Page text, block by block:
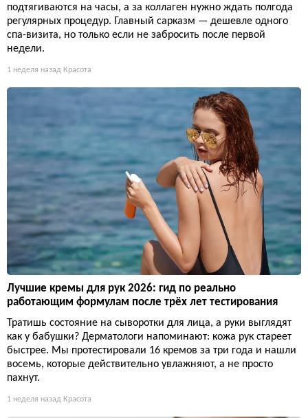
подтягиваются на часы, а за коллаген нужно ждать полгода
регулярных процедур. Главный сарказм — дешевле одного
спа-визита, но только если не забросить после первой
недели.
1 неделя назад Красота
Лучшие кремы для рук 2026: гид по реально
работающим формулам после трёх лет тестирования
Тратишь состояние на сыворотки для лица, а руки выглядят
как у бабушки? Дерматологи напоминают: кожа рук стареет
быстрее. Мы протестировали 16 кремов за три года и нашли
восемь, которые действительно увлажняют, а не просто
пахнут.
1 неделя назад Красота